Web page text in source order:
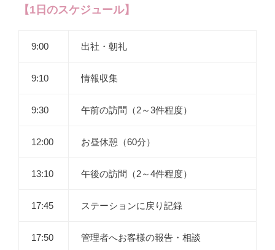
【1日のスケジュール】
9:00 出社・朝礼
9:10 情報収集
9:30 午前の訪問（2～3件程度）
12:00 お昼休憩（60分）
13:10 午後の訪問（2～4件程度）
17:45 ステーションに戻り記録
17:50 管理者へお客様の報告・相談